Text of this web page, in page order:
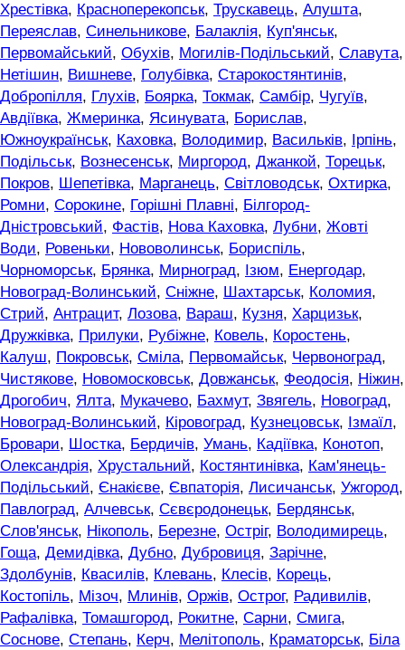
Хрестівка, Красноперекопськ, Трускавець, Алушта,
Переяслав, Синельникове, Балаклія, Куп'янськ,
Первомайський, Обухів, Могилів-Подільський, Славута,
Нетішин, Вишневе, Голубівка, Старокостянтинів,
Добропілля, Глухів, Боярка, Токмак, Самбір, Чугуїв,
Авдіївка, Жмеринка, Ясинувата, Борислав,
Южноукраїнськ, Каховка, Володимир, Васильків, Ірпінь,
Подільськ, Вознесенськ, Миргород, Джанкой, Торецьк,
Покров, Шепетівка, Марганець, Світловодськ, Охтирка,
Ромни, Сорокине, Горішні Плавні, Білгород-
Дністровський, Фастів, Нова Каховка, Лубни, Жовті
Води, Ровеньки, Нововолинськ, Бориспіль,
Чорноморськ, Брянка, Мирноград, Ізюм, Енергодар,
Новоград-Волинський, Сніжне, Шахтарськ, Коломия,
Стрий, Антрацит, Лозова, Вараш, Кузня, Харцизьк,
Дружківка, Прилуки, Рубіжне, Ковель, Коростень,
Калуш, Покровськ, Сміла, Первомайськ, Червоноград,
Чистякове, Новомосковськ, Довжанськ, Феодосія, Ніжин,
Дрогобич, Ялта, Мукачево, Бахмут, Звягель, Новоград,
Новоград-Волинський, Кіровоград, Кузнецовськ, Ізмаїл,
Бровари, Шостка, Бердичів, Умань, Кадіївка, Конотоп,
Олександрія, Хрустальний, Костянтинівка, Кам'янець-
Подільський, Єнакієве, Євпаторія, Лисичанськ, Ужгород,
Павлоград, Алчевськ, Сєвєродонецьк, Бердянськ,
Слов'янськ, Нікополь, Березне, Остріг, Володимирець,
Гоща, Демидівка, Дубно, Дубровиця, Зарічне,
Здолбунів, Квасилів, Клевань, Клесів, Корець,
Костопіль, Мізоч, Млинів, Оржів, Острог, Радивилів,
Рафалівка, Томашгород, Рокитне, Сарни, Смига,
Соснове, Степань, Керч, Мелітополь, Краматорськ, Біла